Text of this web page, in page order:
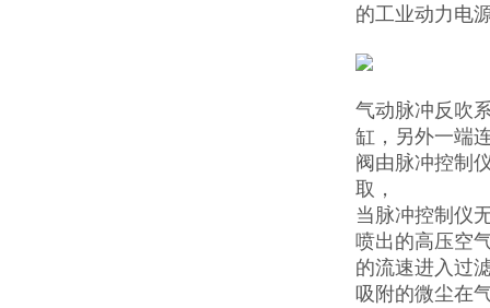
的工业动力电
气动脉冲反吹
缸，另外一端
阀由脉冲控制
取，
当脉冲控制仪
喷出的高压空
的流速进入过
吸附的微尘在